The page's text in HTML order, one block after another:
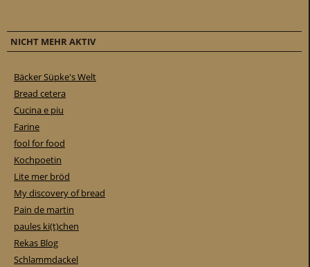
NICHT MEHR AKTIV
Bäcker Süpke's Welt
Bread cetera
Cucina e piu
Farine
fool for food
Kochpoetin
Lite mer bröd
My discovery of bread
Pain de martin
paules ki(t)chen
Rekas Blog
Schlammdackel